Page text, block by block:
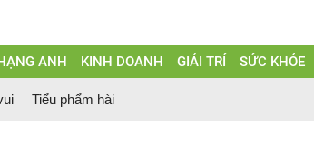
ANH KINH DOANH GIẢI TRÍ SỨC KHỎE
Tiểu phẩm hài